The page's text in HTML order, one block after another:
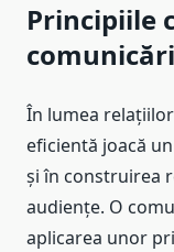
Principiile
În lumea
eficientă joacă
și în construirea
audiențe. O
aplicarea unor